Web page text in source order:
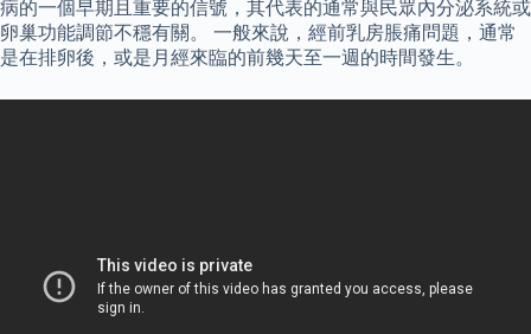
病的一個早期且重要的信號，其代表的通常與民眾內分泌系統或
卵巢功能調節不穩有關。 一般來說，經前乳房脹痛問題，通常
是在排卵後，或是月經來臨的前幾天至一週的時間發生。